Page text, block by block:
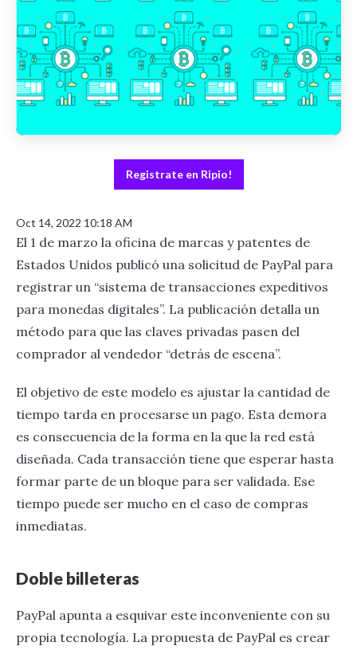
Registrate en Ripio!
Oct 14, 2022 10:18 AM
El 1 de marzo la oficina de marcas y patentes de
Estados Unidos publicó una solicitud de PayPal para
registrar un “sistema de transacciones expeditivos
para monedas digitales”. La publicación detalla un
método para que las claves privadas pasen del
comprador al vendedor “detrás de escena”.
El objetivo de este modelo es ajustar la cantidad de
tiempo tarda en procesarse un pago. Esta demora
es consecuencia de la forma en la que la red está
diseñada. Cada transacción tiene que esperar hasta
formar parte de un bloque para ser validada. Ese
tiempo puede ser mucho en el caso de compras
inmediatas.
Doble billeteras
PayPal apunta a esquivar este inconveniente con su
propia tecnología. La propuesta de PayPal es crear